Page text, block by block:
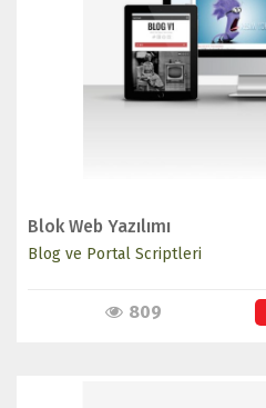
İNCELE
Blok Web Yazılımı
Blog ve Portal Scriptleri
809